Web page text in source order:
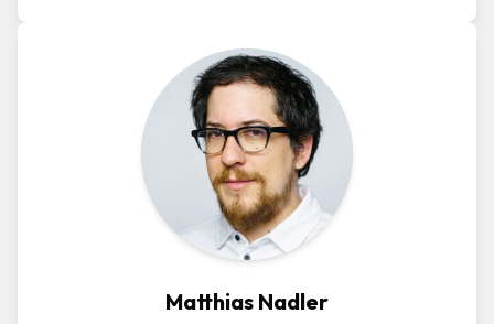
Matthias Nadler